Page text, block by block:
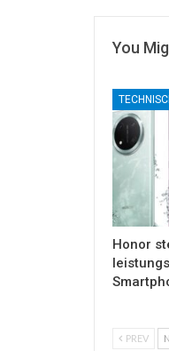
You
Honor
PREV